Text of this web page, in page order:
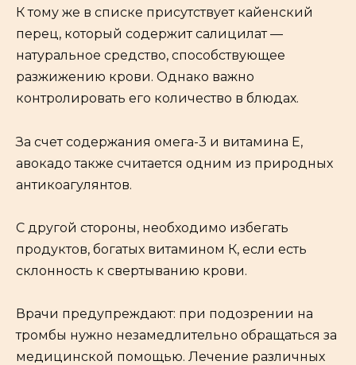
К тому же в списке присутствует кайенский
перец, который содержит салицилат —
натуральное средство, способствующее
разжижению крови. Однако важно
контролировать его количество в блюдах.
За счет содержания омега-3 и витамина Е,
авокадо также считается одним из природных
антикоагулянтов.
С другой стороны, необходимо избегать
продуктов, богатых витамином К, если есть
склонность к свертыванию крови.
Врачи предупреждают: при подозрении на
тромбы нужно незамедлительно обращаться за
медицинской помощью. Лечение различных